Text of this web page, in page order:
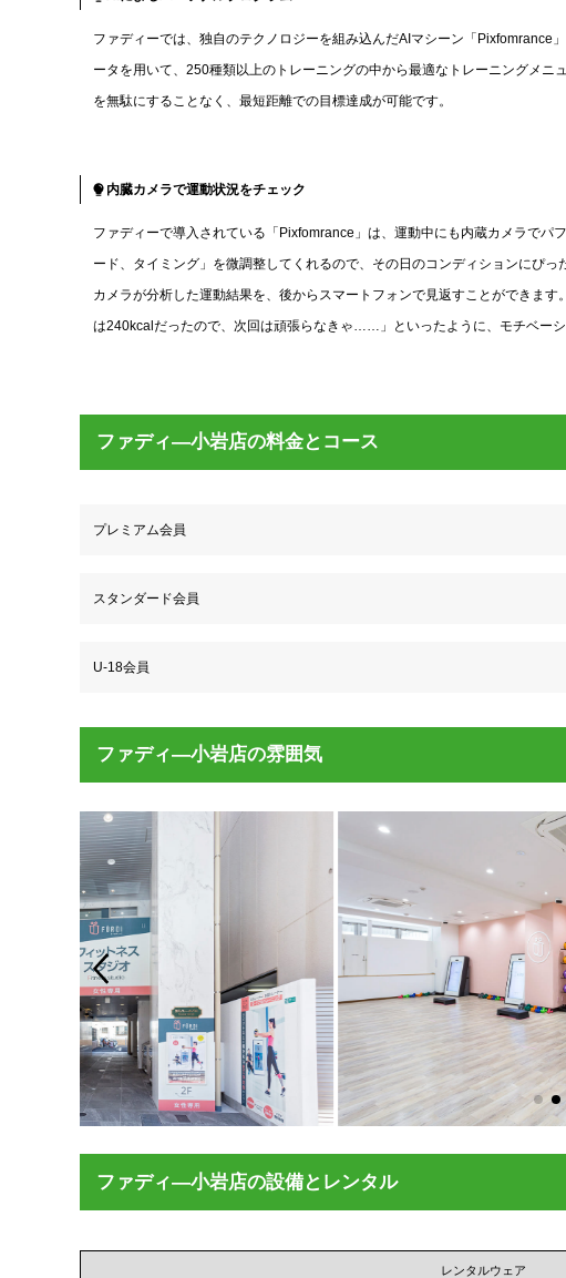
ファディーでは、独自のテクノロジーを組み込んだAIマシーン「
ータを用いて、250種類以上のトレーニングの中から最適なトレーニングメ
を無駄にすることなく、最短距離での目標達成が可能です。
内臓カメラで運動状況をチェック
ファディーで導入されている「Pixfomrance」は、運動中にも内蔵カメラで
ード、タイミング」を微調整してくれるので、その日のコンディションにぴ
カメラが分析した運動結果を、後からスマートフォンで見返すことができま
は240kcalだったので、次回は頑張らなきゃ……」といったように、モチベーシ
ファディ―小岩店の料金とコース
プレミアム会員
スタンダード会員
U-18会員
ファディ―小岩店の雰囲気
ファディ―小岩店の設備とレンタル
レンタルウェア